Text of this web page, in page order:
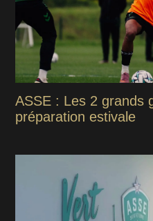
ASSE : Les 2 grands
préparation estivale